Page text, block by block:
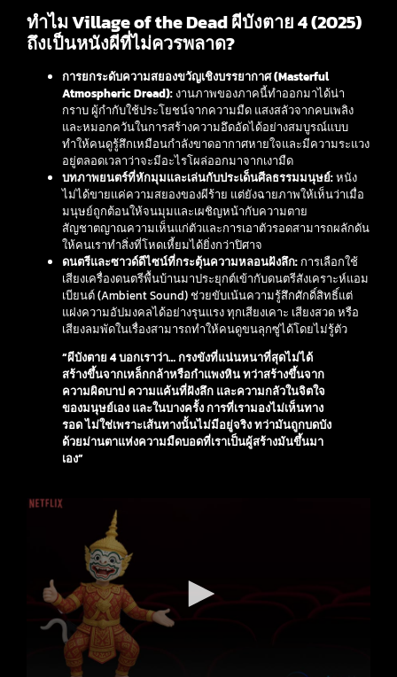
ทำไม Village of the Dead ผีบังตาย 4 (2025)
ถึงเป็นหนังผีที่ไม่ควรพลาด?
การยกระดับความสยองขวัญเชิงบรรยากาศ (Masterful
Atmospheric Dread): งานภาพของภาคนี้ทำออกมาได้น่า
กราบ ผู้กำกับใช้ประโยชน์จากความมืด แสงสลัวจากคบเพลิง
และหมอกควันในการสร้างความอึดอัดได้อย่างสมบูรณ์แบบ
ทำให้คนดูรู้สึกเหมือนกำลังขาดอากาศหายใจและมีความระแวง
อยู่ตลอดเวลาว่าจะมีอะไรโผล่ออกมาจากเงามืด
บทภาพยนตร์ที่หักมุมและเล่นกับประเด็นศีลธรรมมนุษย์:หนัง
ไม่ได้ขายแค่ความสยองของผีร้าย แต่ยังฉายภาพให้เห็นว่าเมื่อ
มนุษย์ถูกต้อนให้จนมุมและเผชิญหน้ากับความตาย
สัญชาตญาณความเห็นแก่ตัวและการเอาตัวรอดสามารถผลักดัน
ให้คนเราทำสิ่งที่โหดเหี้ยมได้ยิ่งกว่าปิศาจ
ดนตรีและซาวด์ดีไซน์ที่กระตุ้นความหลอนฝังลึก: การเลือกใช้
เสียงเครื่องดนตรีพื้นบ้านมาประยุกต์เข้ากับดนตรีสังเคราะห์แอม
เบียนต์ (Ambient Sound) ช่วยขับเน้นความรู้สึกศักดิ์สิทธิ์แต่
แฝงความอัปมงคลได้อย่างรุนแรง ทุกเสียงเคาะ เสียงสวด หรือ
เสียงลมพัดในเรื่องสามารถทำให้คนดูขนลุกซู่ได้โดยไม่รู้ตัว
“ผีบังตาย 4 บอกเราว่า… กรงขังที่แน่นหนาที่สุดไม่ได้
สร้างขึ้นจากเหล็กกล้าหรือกำแพงหิน ทว่าสร้างขึ้นจาก
ความผิดบาป ความแค้นที่ฝังลึก และความกลัวในจิตใจ
ของมนุษย์เอง และในบางครั้ง การที่เรามองไม่เห็นทาง
รอด ไม่ใช่เพราะเส้นทางนั้นไม่มีอยู่จริง ทว่ามันถูกบดบัง
ด้วยม่านตาแห่งความมืดบอดที่เราเป็นผู้สร้างมันขึ้นมา
เอง”